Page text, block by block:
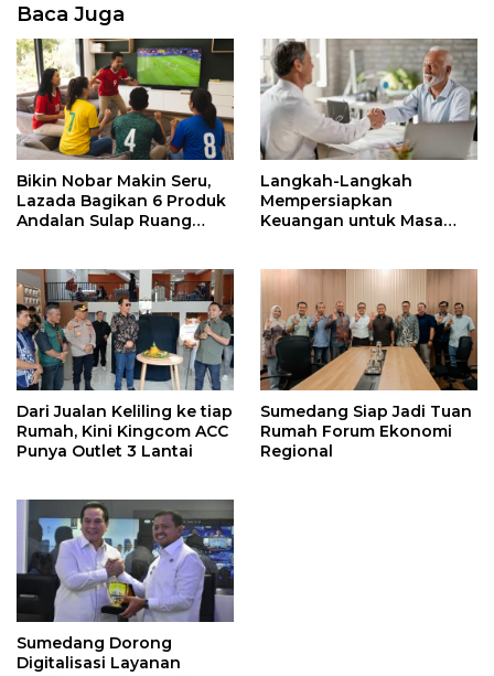
Baca Juga
Bikin Nobar Makin Seru,
Lazada Bagikan 6 Produk
Andalan Sulap Ruang
Langkah-Langkah
Mempersiapkan
Keuangan untuk Masa
Dari Jualan Keliling ke tiap
Rumah, Kini Kingcom ACC
Punya Outlet 3 Lantai
Sumedang Siap Jadi Tuan
Rumah Forum Ekonomi
Regional
Sumedang Dorong
Digitalisasi Layanan